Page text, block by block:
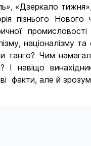
«Дзеркало
пізнього
націоналізму
Чим
І навіщо
факти, але й